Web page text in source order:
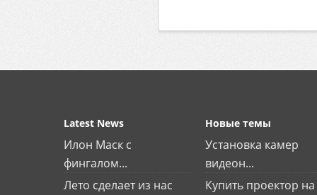
Latest News
Илон Маск с
фингалом...
Лето сделает из нас
Новые темы
Установка камер
видеон...
Купить проектор на